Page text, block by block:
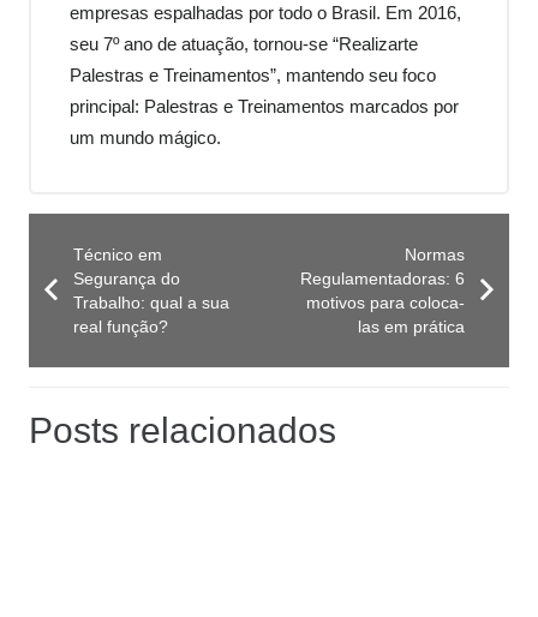
empresas espalhadas por todo o Brasil. Em 2016,
seu 7º ano de atuação, tornou-se “Realizarte
Palestras e Treinamentos”, mantendo seu foco
principal: Palestras e Treinamentos marcados por
um mundo mágico.
Técnico em
Segurança do
Trabalho: qual a sua
real função?
Normas
Regulamentadoras: 6
motivos para coloca-
las em prática
Posts relacionados